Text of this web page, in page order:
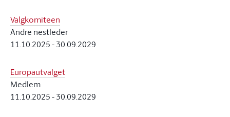
Valgkomiteen
Andre nestleder
11.10.2025-30.09.2029
Europautvalget
Medlem
11.10.2025-30.09.2029